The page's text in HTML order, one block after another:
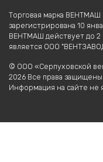
Торговая марка
зарегистрирована 10
ВЕНТМАШ действует до 2
является ООО
© ООО «Серпуховской
2026 Все права
Информация на сайте не